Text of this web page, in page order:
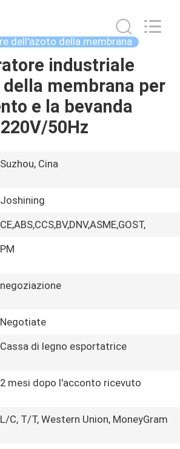
dell'azoto della membrana
industriale
membrana per
e la bevanda
220V/50Hz
Suzhou, Cina
Joshining
CE,ABS,CCS,BV,DNV,ASME,GOST,
PM
negoziazione
Negotiate
Cassa di legno esportatrice
2 mesi dopo l'acconto ricevuto
L/C, T/T, Western Union, MoneyGram